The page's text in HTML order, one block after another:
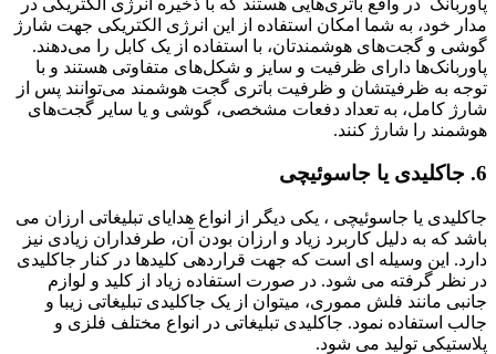
پاوربانک‌ در واقع باتری‌هایی هستند که با ذخیره انرژی الکتریکی در
مدار خود، به شما امکان استفاده از این انرژی الکتریکی جهت شارژ
گوشی و گجت‌های هوشمندتان، با استفاده از یک کابل را می‌دهند.
پاوربانک‌ها دارای ظرفیت و سایز و شکل‌های متفاوتی هستند و با
توجه به ظرفیتشان و ظرفیت باتری گجت هوشمند می‌توانند پس از
شارژ کامل، به تعداد دفعات مشخصی، گوشی و یا سایر گجت‌های
هوشمند را شارژ کنند.
6. جاکلیدی یا جاسوئیچی
جاکلیدی یا جاسوئیچی ، یکی دیگر از انواع هدایای تبلیغاتی ارزان می
باشد که به دلیل کاربرد زیاد و ارزان بودن آن، طرفداران زیادی نیز
دارد. این وسیله ای است که جهت قراردهی کلیدها در کنار جاکلیدی
در نظر گرفته می شود. در صورت استفاده زیاد از کلید و لوازم
جانبی مانند فلش مموری، میتوان از یک جاکلیدی تبلیغاتی زیبا و
جالب استفاده نمود. جاکلیدی تبلیغاتی در انواع مختلف فلزی و
پلاستیکی تولید می شود.